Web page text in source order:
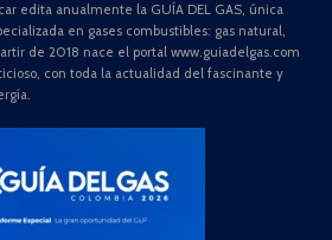
edita anualmente la GUÍA DEL GAS, única
en gases combustibles: gas natural,
de 2018 nace el portal www.guiadelgas.com
con toda la actualidad del fascinante y